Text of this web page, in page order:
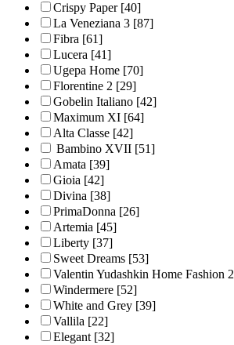
Crispy Paper [40]
La Veneziana 3 [87]
Fibra [61]
Lucera [41]
Ugepa Home [70]
Florentine 2 [29]
Gobelin Italiano [42]
Maximum XI [64]
Alta Classe [42]
Bambino XVII [51]
Amata [39]
Gioia [42]
Divina [38]
PrimaDonna [26]
Artemia [45]
Liberty [37]
Sweet Dreams [53]
Valentin Yudashkin Home Fashion 2
Windermere [52]
White and Grey [39]
Vallila [22]
Elegant [32]